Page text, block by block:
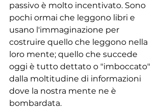
passivo è molto incentivato. Sono
pochi ormai che leggono libri e
usano l'immaginazione per
costruire quello che leggono nella
loro mente; quello che succede
oggi è tutto dettato o "imboccato"
dalla moltitudine di informazioni
dove la nostra mente ne è
bombardata.